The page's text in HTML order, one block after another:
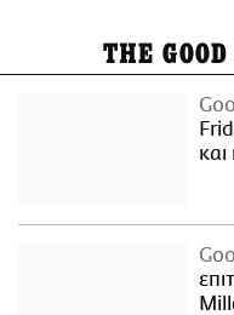
THE